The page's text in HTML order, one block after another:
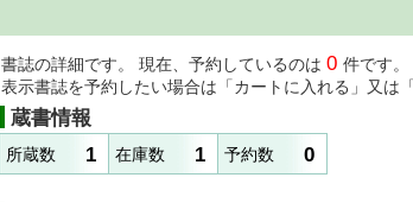
書誌の詳細です。 現在、予約しているのは 0 件です。
表示書誌を予約したい場合は「カートに入れる」又は
蔵書情報
所蔵数 1 在庫数 1 予約数 0